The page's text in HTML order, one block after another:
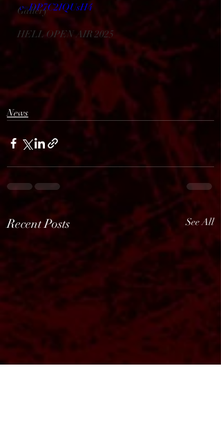
Gallery
HELL OPEN AIR 2025
v=DP7C2IQUsH4
News
Recent Posts See All